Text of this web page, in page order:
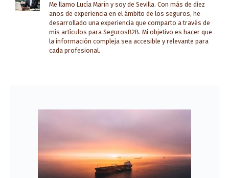
Me llamo Lucía Marín y soy de Sevilla. Con más de diez
años de experiencia en el ámbito de los seguros, he
desarrollado una experiencia que comparto a través de
mis artículos para SegurosB2B. Mi objetivo es hacer que
la información compleja sea accesible y relevante para
cada profesional.